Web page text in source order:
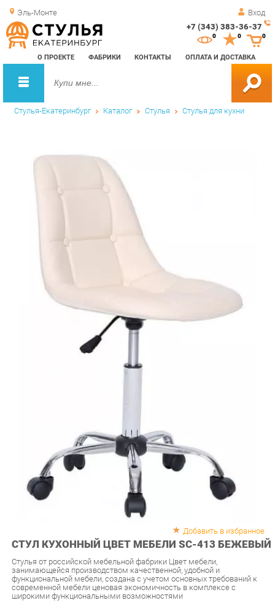
Эль-Монте Вход
+7 (343) 383-36-37
О ПРОЕКТЕ ФАБРИКИ КОНТАКТЫ ОПЛАТА И ДОСТАВКА
0 0
Стулья-Екатеринбург Каталог Стулья Стулья для кухни
Стулья от российской мебельной фабрики Цвет мебели,
занимающейся производством качественной, удобной и
современной мебели ценовая экономичность в комплексе с
широкими функциональными возможностями
Рейтинг: (голосов:1)